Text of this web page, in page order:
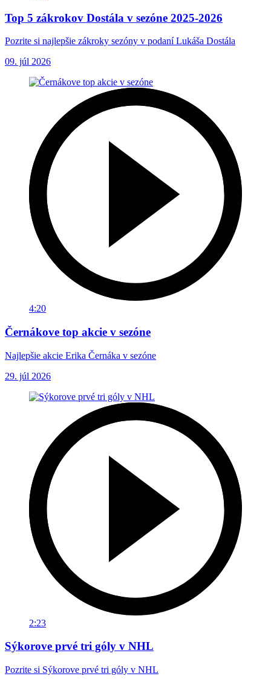
Top 5 zákrokov Dostála v sezóne 2025-2026
Pozrite si najlepšie zákroky sezóny v podaní Lukáša Dostála
09. júl 2026
4:20
Černákove top akcie v sezóne
Najlepšie akcie Erika Černáka v sezóne
29. júl 2026
2:23
Sýkorove prvé tri góly v NHL
Pozrite si Sýkorove prvé tri góly v NHL